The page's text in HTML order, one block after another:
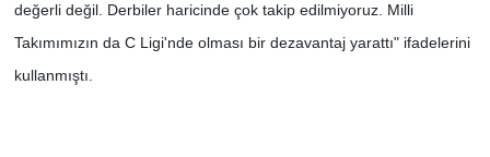
değerli değil. Derbiler haricinde çok takip edilmiyoruz. Milli
Takımımızın da C Ligi'nde olması bir dezavantaj yarattı" ifadelerini
kullanmıştı.